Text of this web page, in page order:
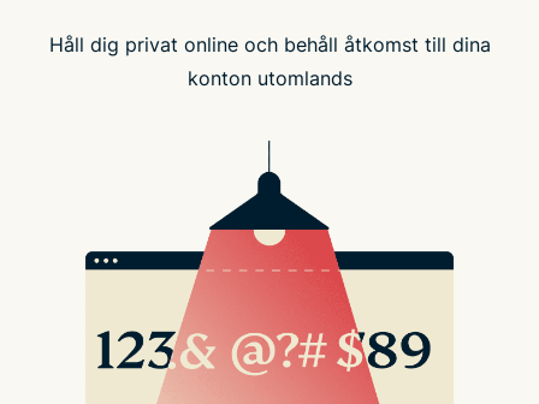
Håll dig privat online och behåll åtkomst till dina
konton utomlands